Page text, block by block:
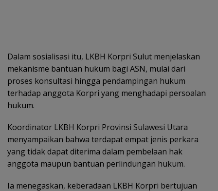
Dalam sosialisasi itu, LKBH Korpri Sulut menjelaskan
mekanisme bantuan hukum bagi ASN, mulai dari
proses konsultasi hingga pendampingan hukum
terhadap anggota Korpri yang menghadapi persoalan
hukum.
Koordinator LKBH Korpri Provinsi Sulawesi Utara
menyampaikan bahwa terdapat empat jenis perkara
yang tidak dapat diterima dalam pembelaan hak
anggota maupun bantuan perlindungan hukum.
Ia menegaskan, keberadaan LKBH Korpri bertujuan